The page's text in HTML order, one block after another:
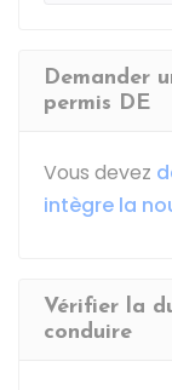
Demander
permis DE
Vous devez
intègre la
Vérifier la
conduire